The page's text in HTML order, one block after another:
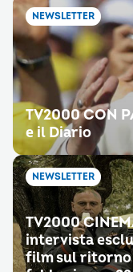
NEWSLETTER
TV2000 CON
e il Diario
NEWSLETTER
TV2000
intervista
film sul ritorno